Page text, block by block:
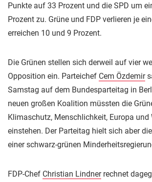
Punkte auf 33 Prozent und die SPD um
Prozent zu. Grüne und FDP verlieren je
erreichen 10 und 9 Prozent.
Die Grünen stellen sich derweil auf vier
Opposition ein. Parteichef Cem Özdemir
Samstag auf dem Bundesparteitag in
neuen großen Koalition müssten die
Klimaschutz, Menschlichkeit, Europa
einstehen. Der Parteitag hielt sich aber
einer schwarz-grünen
FDP-Chef Christian Lindnerrechnet